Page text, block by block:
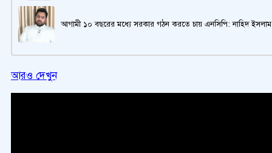
আগামী ১০ বছরের মধ্যে সরকার গঠন করতে চায় এনসিপি: নাহিদ ইসলাম
আরও দেখুন